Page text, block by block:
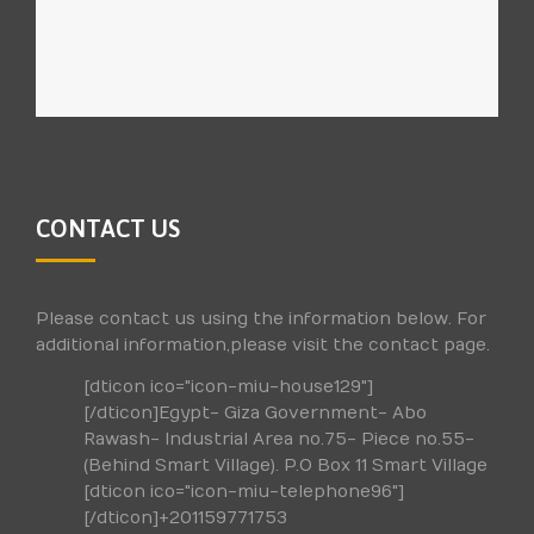
CONTACT US
Please contact us using the information below. For
additional information,please visit the contact page.
[dticon ico="icon-miu-house129"]
[/dticon]Egypt- Giza Government- Abo
Rawash- Industrial Area no.75- Piece no.55-
(Behind Smart Village). P.O Box 11 Smart Village
[dticon ico="icon-miu-telephone96"]
[/dticon]+201159771753